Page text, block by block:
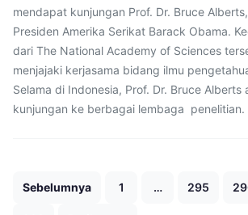
mendapat kunjungan Prof. Dr. Bruce
Presiden Amerika Serikat Barack Obama.
dari The National Academy of Sciences
menjajaki kerjasama bidang ilmu
Selama di Indonesia, Prof. Dr. Bruce Alberts
kunjungan ke berbagai lembaga
Sebelumnya 1 … 295